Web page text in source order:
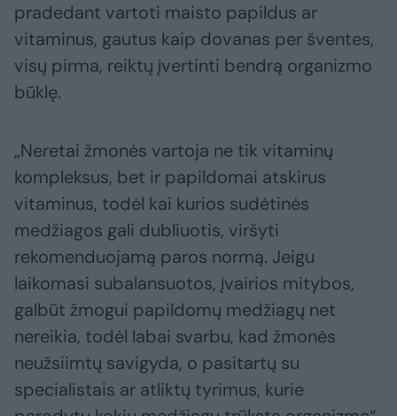
pradedant vartoti maisto papildus ar
vitaminus, gautus kaip dovanas per šventes,
visų pirma, reiktų įvertinti bendrą organizmo
būklę.
„Neretai žmonės vartoja ne tik vitaminų
kompleksus, bet ir papildomai atskirus
vitaminus, todėl kai kurios sudėtinės
medžiagos gali dubliuotis, viršyti
rekomenduojamą paros normą. Jeigu
laikomasi subalansuotos, įvairios mitybos,
galbūt žmogui papildomų medžiagų net
nereikia, todėl labai svarbu, kad žmonės
neužsiimtų savigyda, o pasitartų su
specialistais ar atliktų tyrimus, kurie